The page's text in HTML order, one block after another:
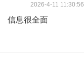
2026-4-11 11:30:56
信息很全面